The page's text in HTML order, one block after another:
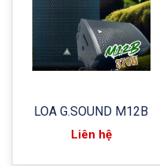
LOA G.SOUND M12B
Liên hệ